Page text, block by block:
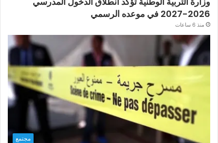
2026-2027 في موعده الرسمي
منذ 6 ساعات
مجتمع